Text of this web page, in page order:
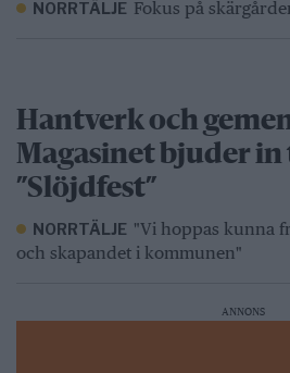
NORRTÄLJE Fokus på
Hantverk och
Magasinet bjuder
”Slöjdfest”
NORRTÄLJE "Vi hoppas kunna
och skapandet i kommunen"
ANNONS